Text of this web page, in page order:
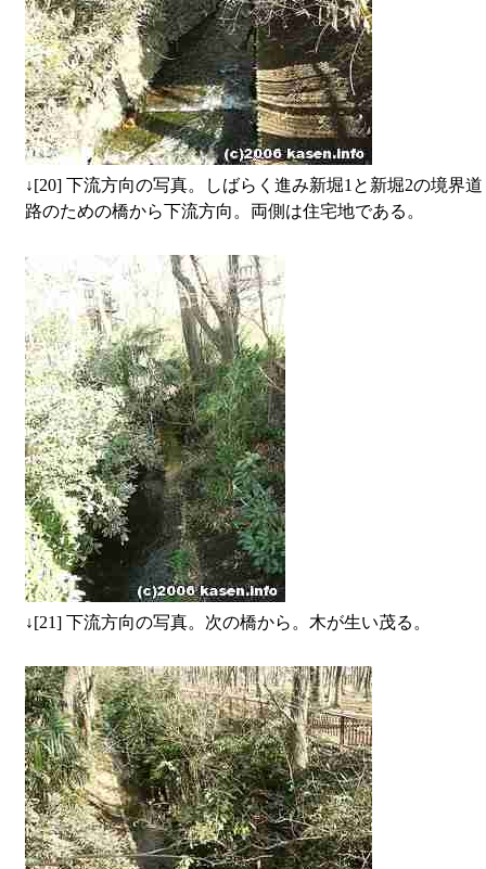
↓[20] 下流方向の写真。しばらく進み新堀1と新堀2の境界道
路のための橋から下流方向。両側は住宅地である。
↓[21] 下流方向の写真。次の橋から。木が生い茂る。